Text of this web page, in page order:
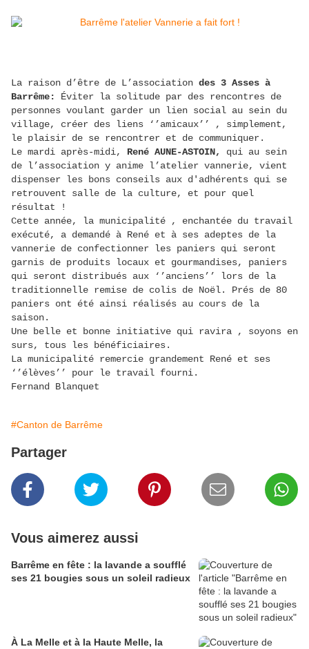
La raison d’être de L’association des 3 Asses à
Barrême:
Éviter la solitude par des rencontres de
personnes voulant garder un lien social au sein du
village, créer des liens ‘’amicaux’’ , simplement,
le plaisir de se rencontrer et de communiquer.
Le mardi après-midi, René AUNE-ASTOIN,
qui au sein
de l’association y anime l’atelier vannerie, vient
dispenser les bons conseils aux d'adhérents qui se
retrouvent salle de la culture, et pour quel
résultat !
Cette année, la municipalité , enchantée du travail
exécuté, a demandé à René et à ses adeptes de la
vannerie de confectionner les paniers qui seront
garnis de produits locaux et gourmandises, paniers
qui seront distribués aux ‘’anciens’’ lors de la
traditionnelle remise de colis de Noël. Prés de 80
paniers ont été ainsi réalisés au cours de la
saison.
Une belle et bonne initiative qui ravira , soyons en
surs, tous les bénéficiaires.
La municipalité remercie grandement René et ses
‘’élèves’’ pour le travail fourni.
Fernand Blanquet
#Canton de Barrême
Partager
Vous aimerez aussi
Barrême en fête : la lavande a soufflé
ses 21 bougies sous un soleil radieux
À La Melle et à la Haute Melle, la